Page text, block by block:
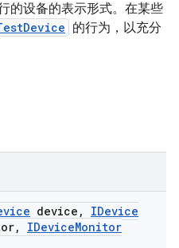
的设备的表示形式。在某些
的行为，以充分
device ,
IDevice
, IDeviceMonitor